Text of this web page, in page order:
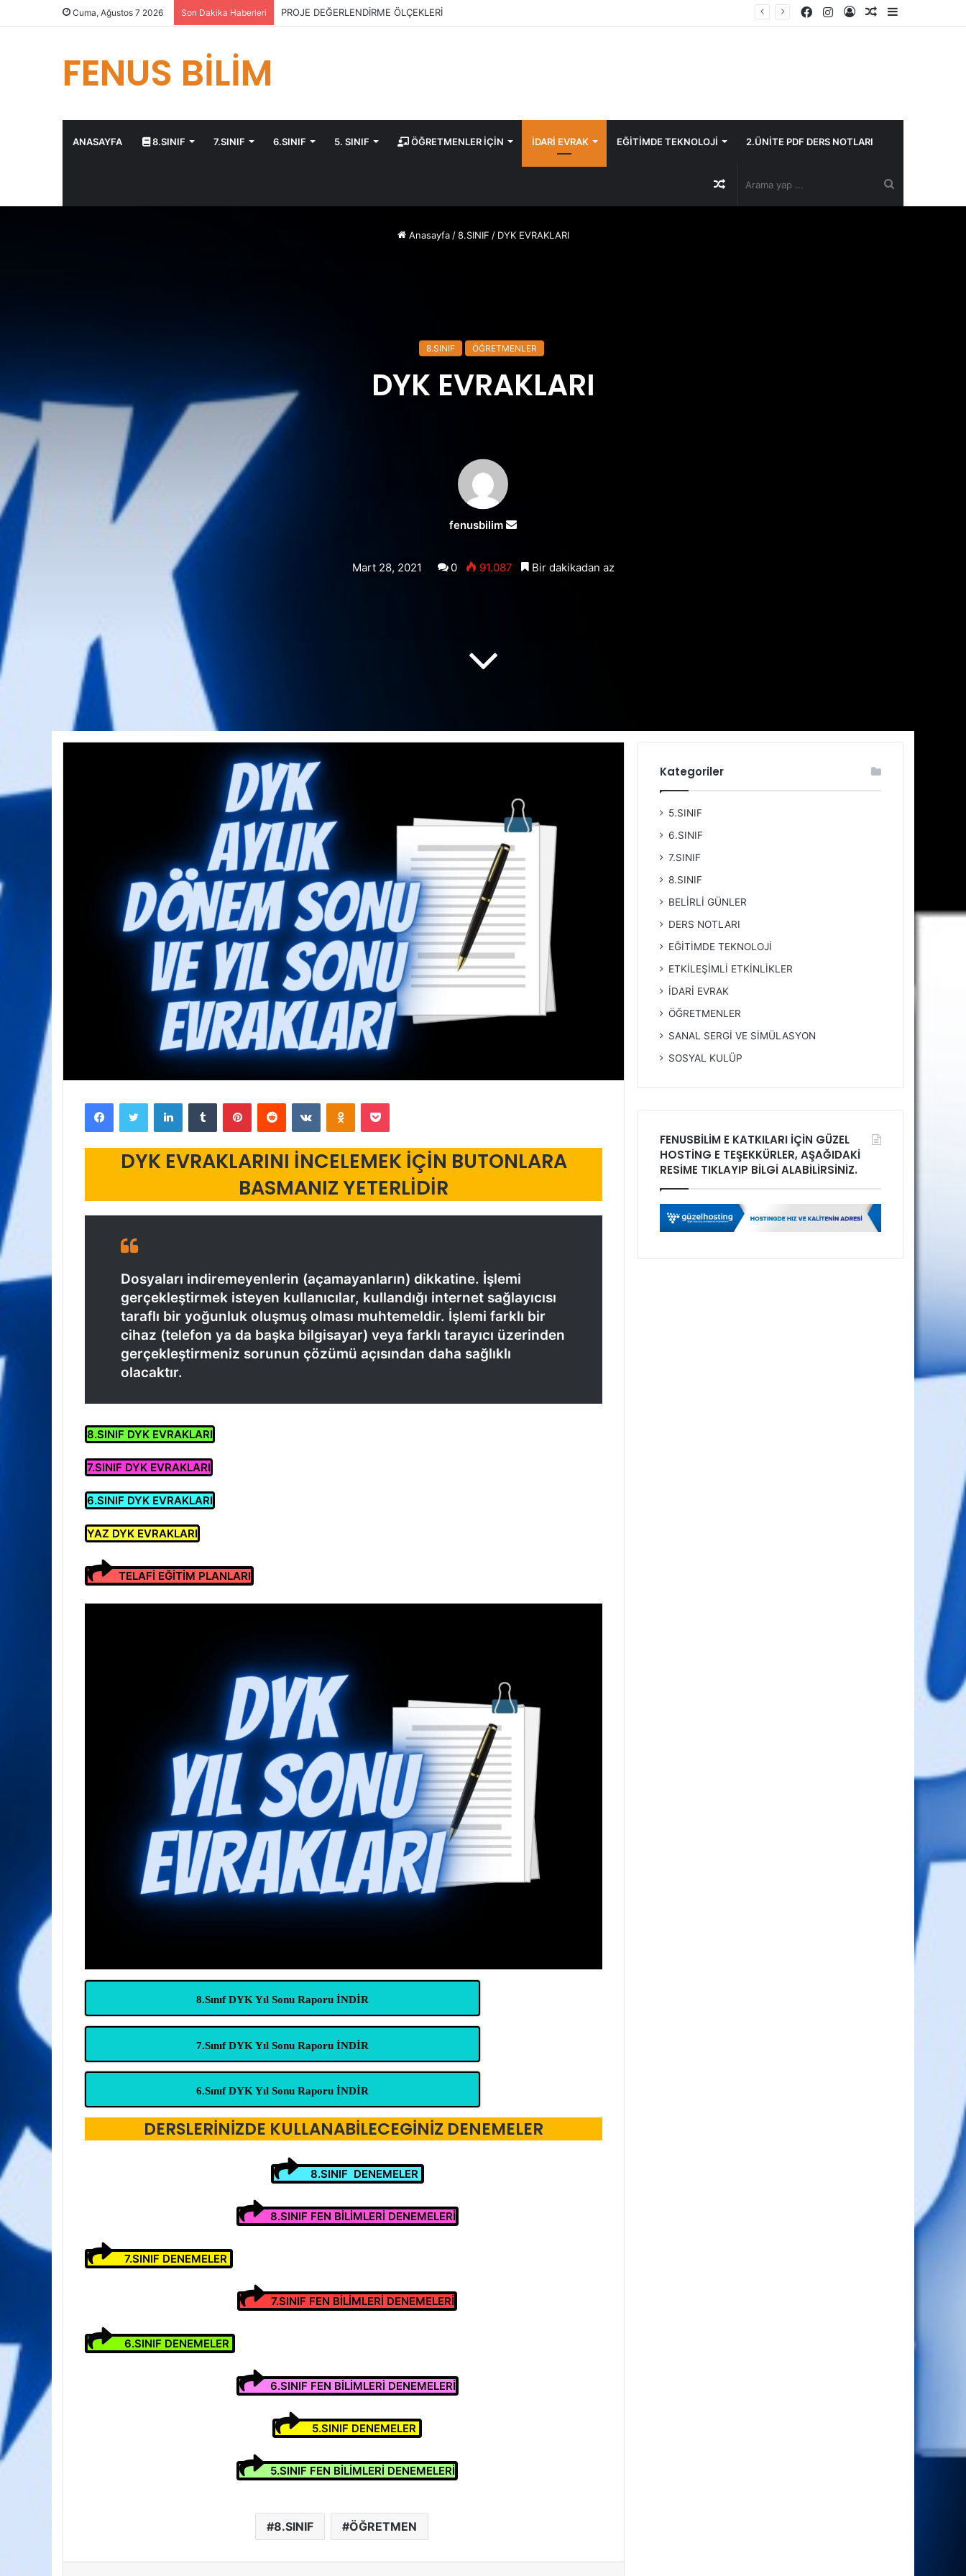
Cuma, Ağustos 7 2026 Son Dakika Haberleri PROJE DEĞERLENDİRME ÖLÇEKLERİ
Kenar
Rastgele
Kayıt
Instagram
Facebook
FENUS BİLİM
ANASAYFA 8.SINIF 7.SINIF 6.SINIF 5. SINIF ÖĞRETMENLER İÇİN İDARİ EVRAK EĞİTİMDE TEKNOLOJİ 2.ÜNİTE PDF DERS NOTLARI
Rastgele
Anasayfa / 8.SINIF / DYK EVRAKLARI
8.SINIF ÖĞRETMENLER
DYK EVRAKLARI
fenusbilim
Bir
göndermek
Mart 28, 2021 0 91.087 Bir dakikadan az
FacebookTwitter LinkedInTumblr PinterestReddit VKontakteOdnoklassniki
Pocket
DYK EVRAKLARINI İNCELEMEK İÇİN BUTONLARA
BASMANIZ YETERLİDİR
Dosyaları indiremeyenlerin (açamayanların) dikkatine. İşlemi
gerçekleştirmek isteyen kullanıcılar, kullandığı internet sağlayıcısı
taraflı bir yoğunluk oluşmuş olması muhtemeldir. İşlemi farklı bir
cihaz (telefon ya da başka bilgisayar) veya farklı tarayıcı üzerinden
gerçekleştirmeniz sorunun çözümü açısından daha sağlıklı
olacaktır.
8.SINIF DYK EVRAKLARI
7.SINIF DYK EVRAKLARI
6.SINIF DYK EVRAKLARI
YAZ DYK EVRAKLARI
TELAFİ EĞİTİM PLANLARI
8.Sınıf DYK Yıl Sonu Raporu İNDİR
7.Sınıf DYK Yıl Sonu Raporu İNDİR
6.Sınıf DYK Yıl Sonu Raporu İNDİR
DERSLERİNİZDE KULLANABİLECEGİNİZ DENEMELER
8.SINIF DENEMELER
8.SINIF FEN BİLİMLERİ DENEMELERİ
7.SINIF DENEMELER
7.SINIF FEN BİLİMLERİ DENEMELERİ
6.SINIF DENEMELER
6.SINIF FEN BİLİMLERİ DENEMELERİ
5.SINIF DENEMELER
5.SINIF FEN BİLİMLERİ DENEMELERİ
8.SINIF ÖĞRETMEN
Kategoriler
5.SINIF
6.SINIF
7.SINIF
8.SINIF
BELİRLİ GÜNLER
DERS NOTLARI
EĞİTİMDE TEKNOLOJİ
ETKİLEŞİMLİ ETKİNLİKLER
İDARİ EVRAK
ÖĞRETMENLER
SANAL SERGİ VE SİMÜLASYON
SOSYAL KULÜP
FENUSBİLİM E KATKILARI İÇİN GÜZEL
HOSTİNG E TEŞEKKÜRLER, AŞAĞIDAKİ
RESİME TIKLAYIP BİLGİ ALABİLİRSİNİZ.